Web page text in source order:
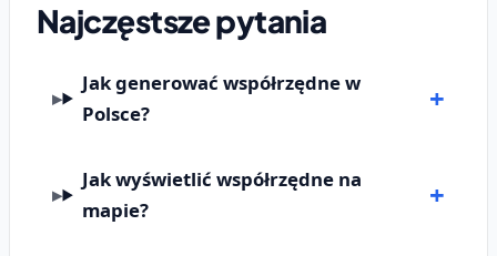
Najczęstsze pytania
Jak generować współrzędne w
Polsce?
Jak wyświetlić współrzędne na
mapie?